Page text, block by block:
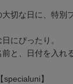
切な日に、特別
にぴったり。
と、日付を入れ
specialuni】